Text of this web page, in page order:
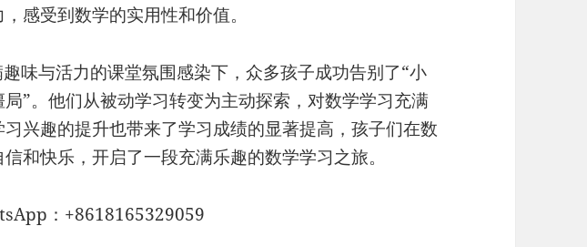
感受到数学的实用性和价值。
味与活力的课堂氛围感染下，众多孩子成功告别了“小
”。他们从被动学习转变为主动探索，对数学学习充满
兴趣的提升也带来了学习成绩的显著提高，孩子们在数
和快乐，开启了一段充满乐趣的数学学习之旅。
：+8618165329059